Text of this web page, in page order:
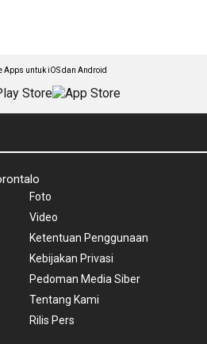
Apps untuk iOS dan Android
Foto
Video
Ketentuan Penggunaan
Kebijakan Privasi
Pedoman Media Siber
Tentang Kami
Rilis Pers